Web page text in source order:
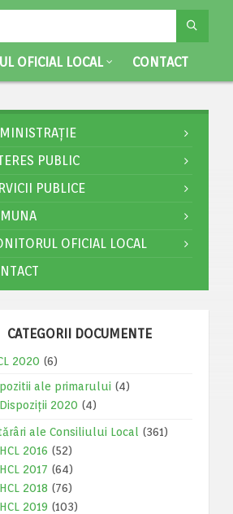
OFICIAL LOCAL CONTACT
PUBLIC
PUBLICE
OFICIAL LOCAL
CATEGORII DOCUMENTE
2020 (6)
ale primarului (4)
Dispoziții 2020 (4)
ale Consiliului Local
(361)
HCL 2016 (52)
HCL 2017 (64)
HCL 2018 (76)
HCL 2019 (103)